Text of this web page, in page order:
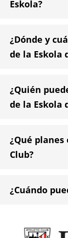
almacena tu
Eskola?
¿Dónde y
de la Eskola
¿Quién
de la Eskola
¿Qué
Club?
¿Cuándo